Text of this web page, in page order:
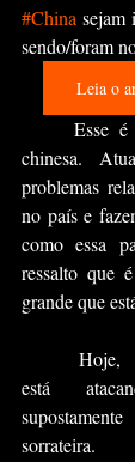
#China sejam
sendo/foram
Leia o
	Esse é mais um capítulo na novela
chinesa.
problemas
no país e
como essa
ressalto que
grande que
Hoje,
está
sorrateira.